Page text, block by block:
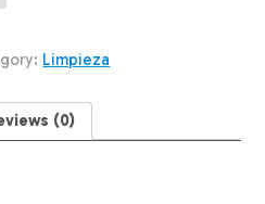
Limpieza
(0)